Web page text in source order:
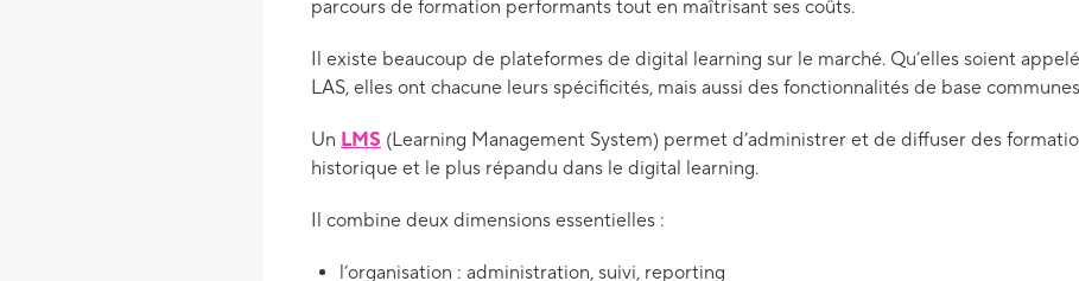
parcours de formation performants tout en maîtrisant ses coûts.
Il existe beaucoup de plateformes de digital learning sur le marché. Qu’elles soient
LAS, elles ont chacune leurs spécificités, mais aussi des fonctionnalités de base
Un LMS (Learning Management System) permet d’administrer et de diffuser des
historique et le plus répandu dans le digital learning.
Il combine deux dimensions essentielles :
l’organisation : administration, suivi, reporting